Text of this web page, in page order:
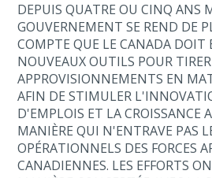
DEPUIS QUATRE OU CINQ ANS
GOUVERNEMENT SE REND DE
COMPTE QUE LE CANADA DOIT
NOUVEAUX OUTILS POUR
APPROVISIONNEMENTS EN
AFIN DE STIMULER
D'EMPLOIS ET LA CROISSANCE
MANIÈRE QUI N'ENTRAVE PAS
OPÉRATIONNELS DES FORCES
CANADIENNES. LES EFFORTS